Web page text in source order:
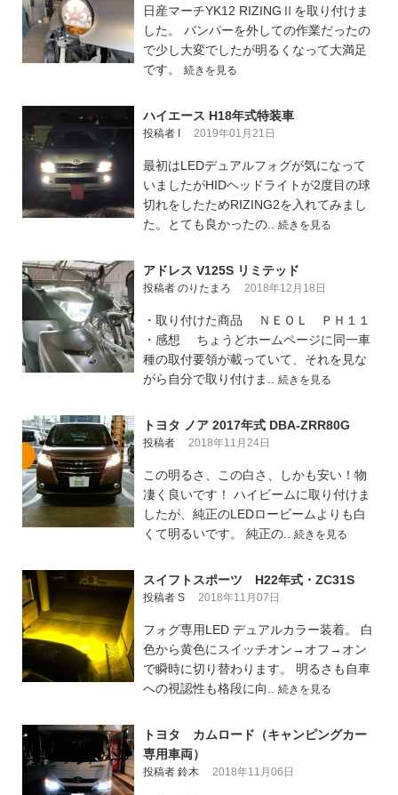
日産マーチYK12 RIZINGⅡを取り付けま
した。 バンパーを外しての作業だったの
で少し大変でしたが明るくなって大満足
です。 続きを見る
ハイエース H18年式特装車
投稿者 I 2019年01月21日
最初はLEDデュアルフォグが気になって
いましたがHIDヘッドライトが2度目の球
切れをしたためRIZING2を入れてみまし
た。とても良かったの.. 続きを見る
アドレス V125S リミテッド
投稿者 のりたまろ 2018年12月18日
・取り付けた商品 ＮＥＯＬ ＰＨ１１
・感想 ちょうどホームページに同一車
種の取付要領が載っていて、それを見な
がら自分で取り付けま.. 続きを見る
トヨタ ノア 2017年式 DBA-ZRR80G
投稿者 2018年11月24日
この明るさ、この白さ、しかも安い！物
凄く良いです！ ハイビームに取り付けま
したが、純正のLEDロービームよりも白
くて明るいです。 純正の.. 続きを見る
スイフトスポーツ H22年式・ZC31S
投稿者 S 2018年11月07日
フォグ専用LED デュアルカラー装着。 白
色から黄色にスイッチオン→オフ→オン
で瞬時に切り替わります。 明るさも自車
への視認性も格段に向.. 続きを見る
トヨタ カムロード（キャンピングカー
専用車両）
投稿者 鈴木 2018年11月06日